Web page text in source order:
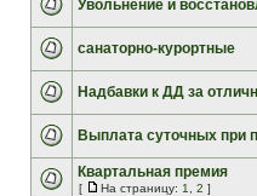
Увольнение и
санаторно-курортные
Надбавки к ДД за
Выплата суточных при
Квартальная премия
[ На страницу: 1 2 ]